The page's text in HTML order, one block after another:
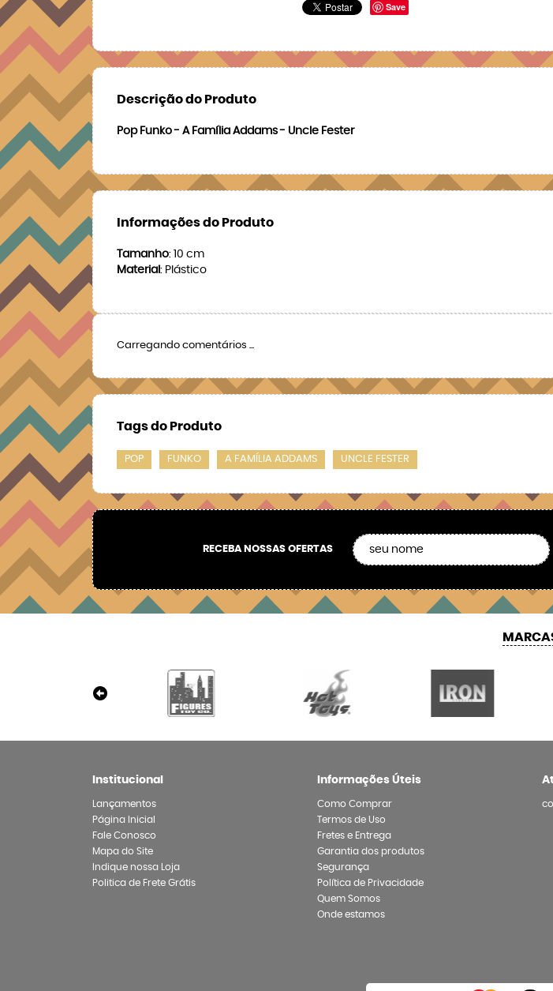
Save
Descrição do Produto
Pop Funko - A Família Addams - Uncle Fester
Informações do Produto
Tamanho: 10 cm
Material : Plástico
Carregando comentários ...
Tags do Produto
POP FUNKO A FAMÍLIA ADDAMS UNCLE FESTER
RECEBA NOSSAS OFERTAS
Institucional
Lançamentos
Página Inicial
Fale Conosco
Mapa do Site
Indique nossa Loja
Politica de Frete Grátis
Informações Úteis
Como Comprar
Termos de Uso
Fretes e Entrega
Garantia dos produtos
Segurança
Política de Privacidade
Quem Somos
Onde estamos